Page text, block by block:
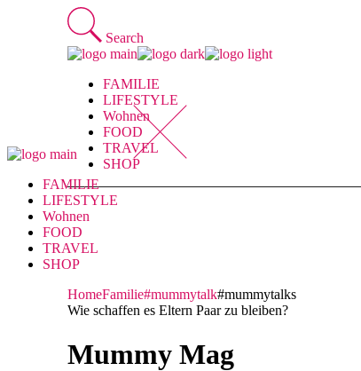
Search
FAMILIE
LIFESTYLE
Wohnen
FOOD
TRAVEL
SHOP
FAMILIE
LIFESTYLE
Wohnen
FOOD
TRAVEL
SHOP
HomeFamilie#mummytalk#mummytalks
Wie schaffen es Eltern Paar zu bleiben?
Mummy Mag